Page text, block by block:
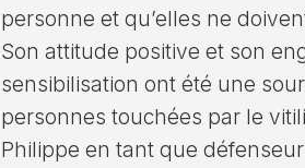
personne et qu’elles ne
Son attitude positive et son
sensibilisation ont été une
personnes touchées par le
Philippe en tant que